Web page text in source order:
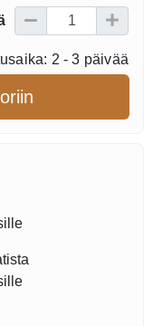
2 - 3 päivää